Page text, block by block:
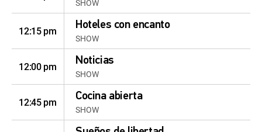
SHOW
12:15 pm Hoteles con encanto
SHOW
12:00 pm Noticias
SHOW
12:45 pm Cocina abierta
SHOW